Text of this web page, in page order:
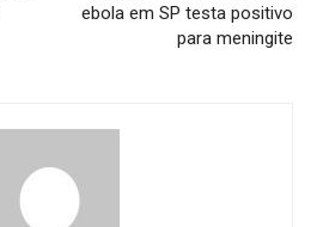
ebola em SP testa positivo
para meningite